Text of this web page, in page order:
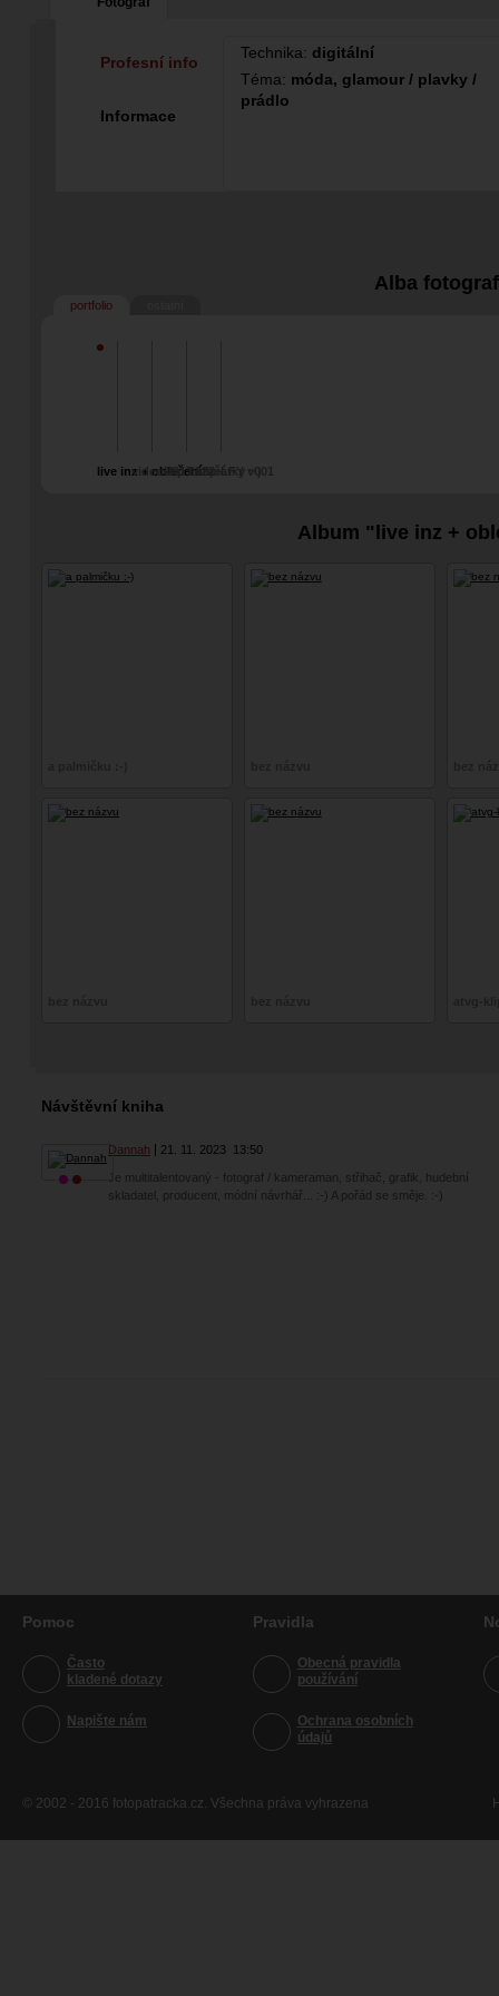
Technika: digitální
Téma: móda, glamour / plavky /
prádlo
Profesní info
Informace
Alba
portfolio
live inz + oblečení
videoklip 2022+
2017 klip LFY v001
začátky :-)
Album "live inz +
Návštěvní kniha
Dannah 21. 11. 2023 13:50
Je multitalentovaný - fotograf / kameraman, střihač, grafik, hudební
skladatel, producent, módní návrhář... :-) A pořád se směje. :-)
Pomoc
Často
kladené dotazy
Napište nám
Pravidla
Obecná pravidla
používání
Ochrana osobních
údajů
© 2002 - 2016 fotopatracka.cz. Všechna práva vyhrazena